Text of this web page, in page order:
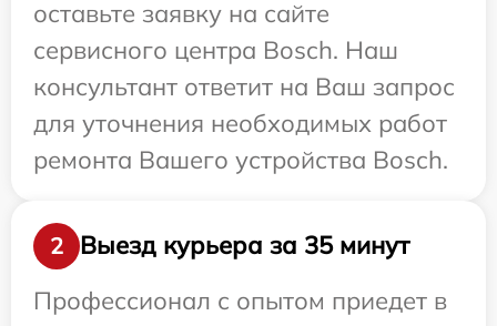
оставьте заявку на сайте
сервисного центра Bosch. Наш
консультант ответит на Ваш запрос
для уточнения необходимых работ
ремонта Вашего устройства Bosch.
2
Выезд курьера за 35 минут
Профессионал с опытом приедет в